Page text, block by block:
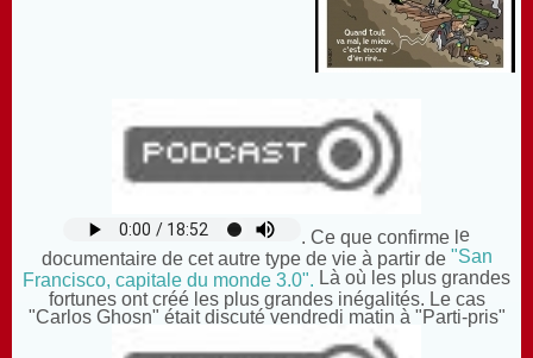
. Ce que confirme le
documentaire de cet autre type de vie à partir de "San
Francisco, capitale du monde 3.0". Là où les plus grandes
fortunes ont créé les plus grandes inégalités. Le cas
"Carlos Ghosn" était discuté vendredi matin à "Parti-pris"